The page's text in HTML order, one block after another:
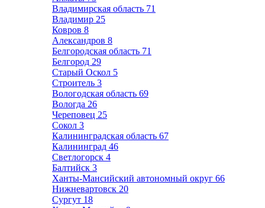
Владимирская область 71
Владимир 25
Ковров 8
Александров 8
Белгородская область 71
Белгород 29
Старый Оскол 5
Строитель 3
Вологодская область 69
Вологда 26
Череповец 25
Сокол 3
Калининградская область 67
Калининград 46
Светлогорск 4
Балтийск 3
Ханты-Мансийский автономный округ 66
Нижневартовск 20
Сургут 18